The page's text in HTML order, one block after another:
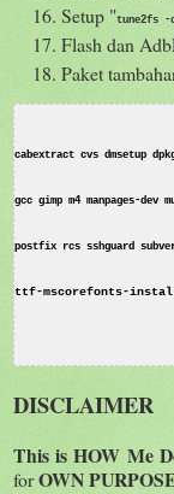
Setup "tune2fs -
Flash dan
Paket
cabextract cvs dmsetup
gcc gimp m4 manpages-
postfix rcs sshguard
ttf-mscorefonts-
DISCLAIMER
This is HOW Me
forOWN